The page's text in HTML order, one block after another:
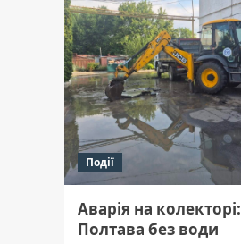
Події
Аварія на колекторі:
Полтава без води